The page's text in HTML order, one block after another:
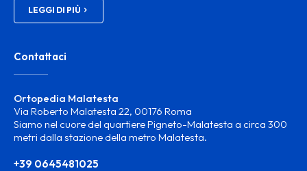
LEGGI DI PIÙ
Contattaci
Ortopedia Malatesta
Via Roberto Malatesta 22, 00176 Roma
Siamo nel cuore del quartiere Pigneto-Malatesta a circa 300
metri dalla stazione della metro Malatesta.
+39 0645481025